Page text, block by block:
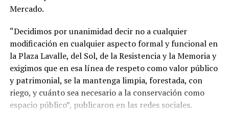
A partir de esta información, los especialistas proponen
avanzar hacia un consenso nacional que permita revisar
las recomendaciones actuales y definir en qué casos la
lactancia materna puede ser una alternativa posible y
segura.
Mercado.
“Decidimos por unanimidad decir no a cualquier
modificación en cualquier aspecto formal y funcional en
la Plaza Lavalle, del Sol, de la Resistencia y la Memoria y
exigimos que en esa línea de respeto como valor público
y patrimonial, se la mantenga limpia, forestada, con
riego, y cuánto sea necesario a la conservación como
espacio público”, publicaron en las redes sociales.